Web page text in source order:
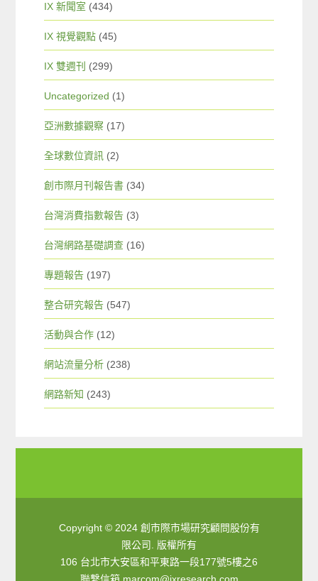
IX 新聞室 (434)
IX 視覺觀點 (45)
IX 雙週刊 (299)
Uncategorized (1)
亞洲數據觀察 (17)
全球數位資訊 (2)
創市際月刊報告書 (34)
台灣消費指數報告 (3)
台灣網路基礎調查 (16)
專題報告 (197)
整合研究報告 (547)
活動與合作 (12)
網站流量分析 (238)
網路新知 (243)
Copyright © 2024 創市際市場研究顧問股份有
限公司. 版權所有
106 台北市大安區和平東路一段177號5樓之6